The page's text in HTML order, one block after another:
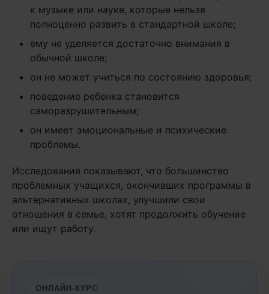
к музыке или науке, которые нельзя
полноценно развить в стандартной школе;
ему не уделяется достаточно внимания в
обычной школе;
он не может учиться по состоянию здоровья;
поведение ребенка становится
саморазрушительным;
он имеет эмоциональные и психические
проблемы.
Исследования показывают, что большинство
проблемных учащихся, окончивших программы в
альтернативных школах, улучшили свои
отношения в семье, хотят продолжить обучение
или ищут работу.
ОНЛАЙН-КУРС